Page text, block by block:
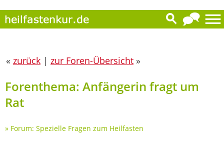
« zurück | zur Foren-Übersicht »
Forenthema: Anfängerin fragt um
Rat
» Forum: Spezielle Fragen zum Heilfasten